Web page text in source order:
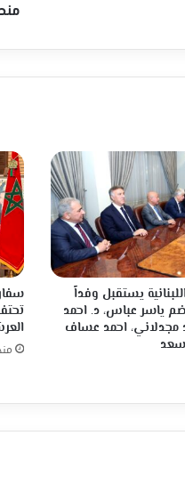
يستقبل وفداً
ياسر عباس، د. احمد
مجدلاني، احمد عساف
منذ 7